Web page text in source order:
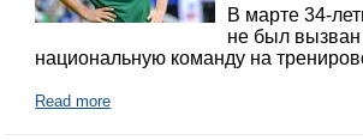
В марте 34-
не был вызван
национальную команду на
Read more